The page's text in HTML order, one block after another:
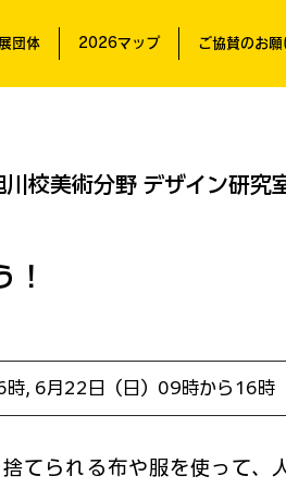
団体 2026マップ ご協賛のお願
校美術分野 デザイン研究
, 6月22日（日）09時から16時
てられる布や服を使って、